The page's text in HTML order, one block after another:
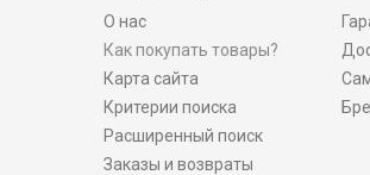
О нас
Как покупать товары?
Карта сайта
Критерии поиска
Расширенный поиск
Заказы и возвраты